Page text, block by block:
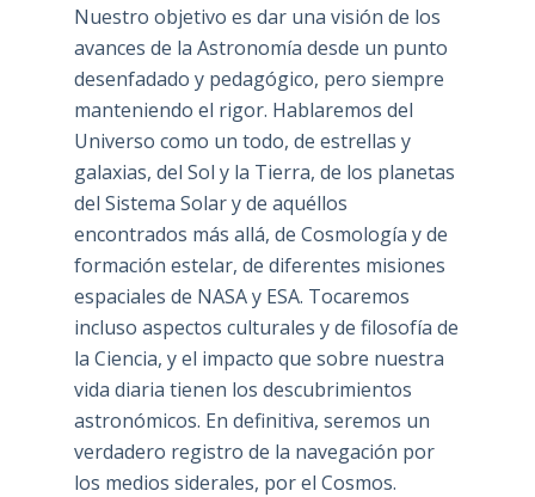
Nuestro objetivo es dar una visión de los
avances de la Astronomía desde un punto
desenfadado y pedagógico, pero siempre
manteniendo el rigor. Hablaremos del
Universo como un todo, de estrellas y
galaxias, del Sol y la Tierra, de los planetas
del Sistema Solar y de aquéllos
encontrados más allá, de Cosmología y de
formación estelar, de diferentes misiones
espaciales de NASA y ESA. Tocaremos
incluso aspectos culturales y de filosofía de
la Ciencia, y el impacto que sobre nuestra
vida diaria tienen los descubrimientos
astronómicos. En definitiva, seremos un
verdadero registro de la navegación por
los medios siderales, por el Cosmos.